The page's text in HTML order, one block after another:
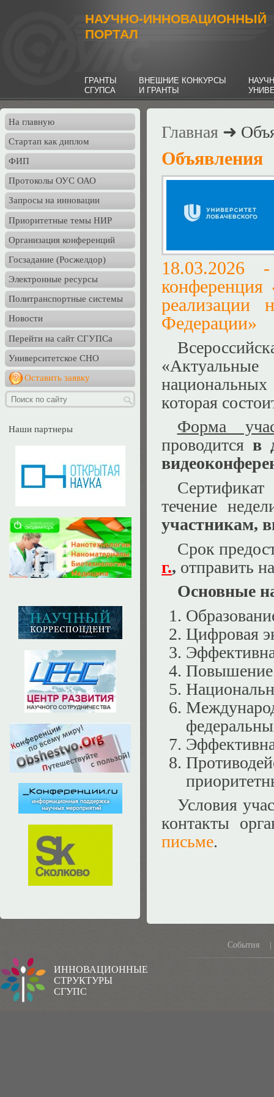
НАУЧНО-ИННОВАЦИОННЫЙ
ПОРТАЛ
ГРАНТЫ
СГУПСА
ВНЕШНИЕ КОНКУРСЫ
И ГРАНТЫ
На главную
Стартап как диплом
ФИП
Протоколы ОУС ОАО
Запросы на инновации
Приоритетные темы НИР
Организация конференций
Госзадание (Росжелдор)
Электронные ресурсы
Политранспортные системы
Новости
Перейти на сайт СГУПСа
Университетское СНО
Оставить заявку
Наши партнеры
Главная ➜
Объявления
18.03.2026 -
реализации
Федерации»
которая
Форма
проводитсяв
течение
участникам,
Срок
г., отправить
Основные
Цифровая
Повышение
Условия
контакты
письме.
События |
ИННОВАЦИОННЫЕ
СТРУКТУРЫ
СГУПС